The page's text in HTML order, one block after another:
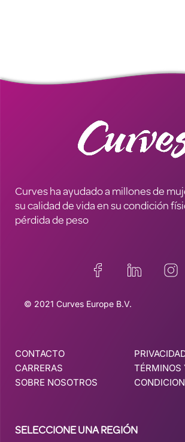
Curves ha ayudado a millones de
su calidad de vida en su condición
pérdida de peso
© 2021 Curves Europe B.V.
CONTACTO
CARRERAS
SOBRE NOSOTROS
TÉRMINOS
SELECCIONE UNA REGIÓN